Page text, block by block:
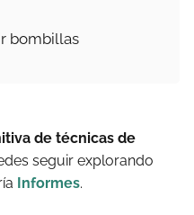
bombillas
de técnicas de
seguir explorando
Informes.